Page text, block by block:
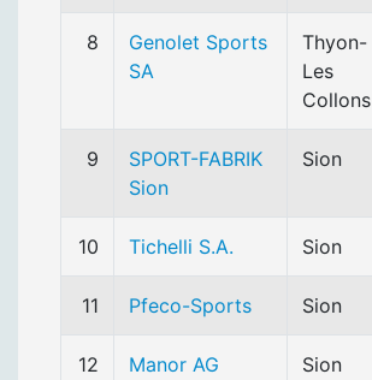
8
Genolet Sports
SA
Thyon-
Les
Collons
9
SPORT-FABRIK
Sion
Sion
10 Tichelli S.A. Sion
11 Pfeco-Sports Sion
12 Manor AG Sion